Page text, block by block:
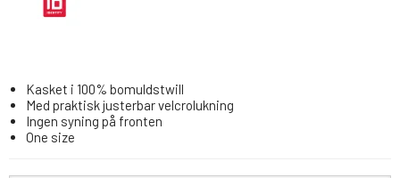
Kasket i 100% bomuldstwill
Med praktisk justerbar velcrolukning
Ingen syning på fronten
One size